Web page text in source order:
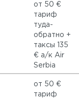
от 50 €
тариф
туда-
обратно +
таксы 135
€ а/к Air
Serbia
от 50 €
тариф